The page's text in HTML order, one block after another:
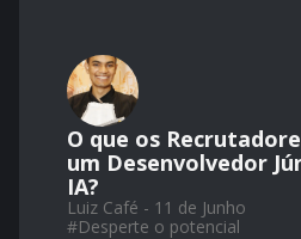
O que os
um Desenvolvedor
IA?
Luiz Café - 11 de Junho
#Desperte o potencial